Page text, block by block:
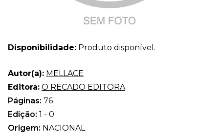
Disponibilidade: Produto disponível.
Autor(a): MELLACE
Editora: O RECADO EDITORA
Páginas: 76
Edição: 1 - 0
Origem: NACIONAL